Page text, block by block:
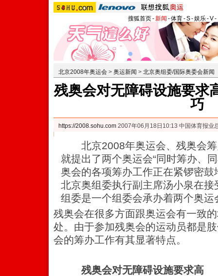
搜狐首页-新闻 -体育-S-娱乐-V-
北京2008年奥运会 > 奥运新闻 > 北京奥组委/国际奥委会新闻
残奥会对无障碍设施要求
巧
https://2008.sohu.com 2007年06月18日10:13 中国体育报业
北京2008年奥运会、残奥会筹
就提出了两个奥运会“同时筹办、
奥会的各项筹办工作正在紧锣密
北京奥组委执行副主席汤小泉在
组委是一个组委会承办着两个奥运
残奥会在很多方面跟奥运会有一致
处。由于参加残奥会的运动员都是
会的筹办工作有其显著特点。
残奥会对无障碍设施要求高